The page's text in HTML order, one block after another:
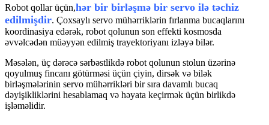
Robot qollar üçün,hər bir birləşmə bir servo ilə təchiz
edilmişdir. Çoxsaylı servo mühərriklərin fırlanma bucaqlarını
koordinasiya edərək, robot qolunun son effekti kosmosda
əvvəlcədən müəyyən edilmiş trayektoriyanı izləyə bilər.
Məsələn, üç dərəcə sərbəstlikdə robot qolunun stolun üzərinə
qoyulmuş fincanı götürməsi üçün çiyin, dirsək və bilək
birləşmələrinin servo mühərrikləri bir sıra davamlı bucaq
dəyişikliklərini hesablamaq və həyata keçirmək üçün birlikdə
işləməlidir.